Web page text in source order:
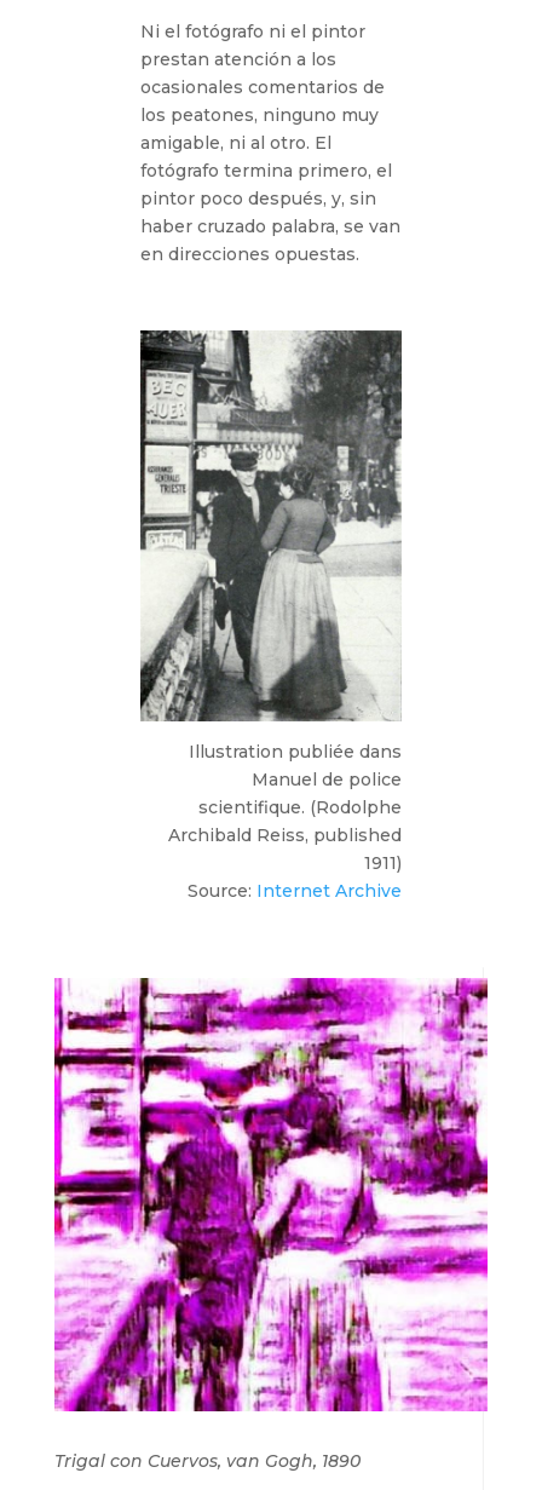
Ni el fotógrafo ni el pintor
prestan atención a los
ocasionales comentarios de
los peatones, ninguno muy
amigable, ni al otro. El
fotógrafo termina primero, el
pintor poco después, y, sin
haber cruzado palabra, se van
en direcciones opuestas.
Illustration publiée dans
Manuel de police
scientifique. (Rodolphe
Archibald Reiss, published
1911)
Source: Internet Archive
Trigal con Cuervos, van Gogh, 1890